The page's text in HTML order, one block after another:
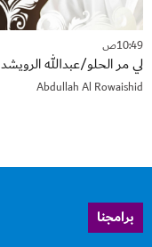
10:49ص
لي مر الحلو/عبدالله الرويشد
Abdullah Al Rowaishid
برامجنا